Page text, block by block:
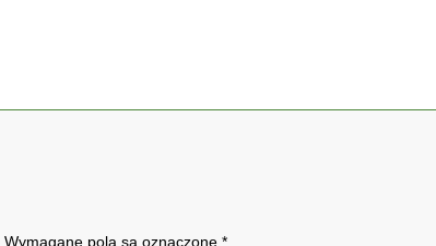
Wymagane pola są oznaczone *